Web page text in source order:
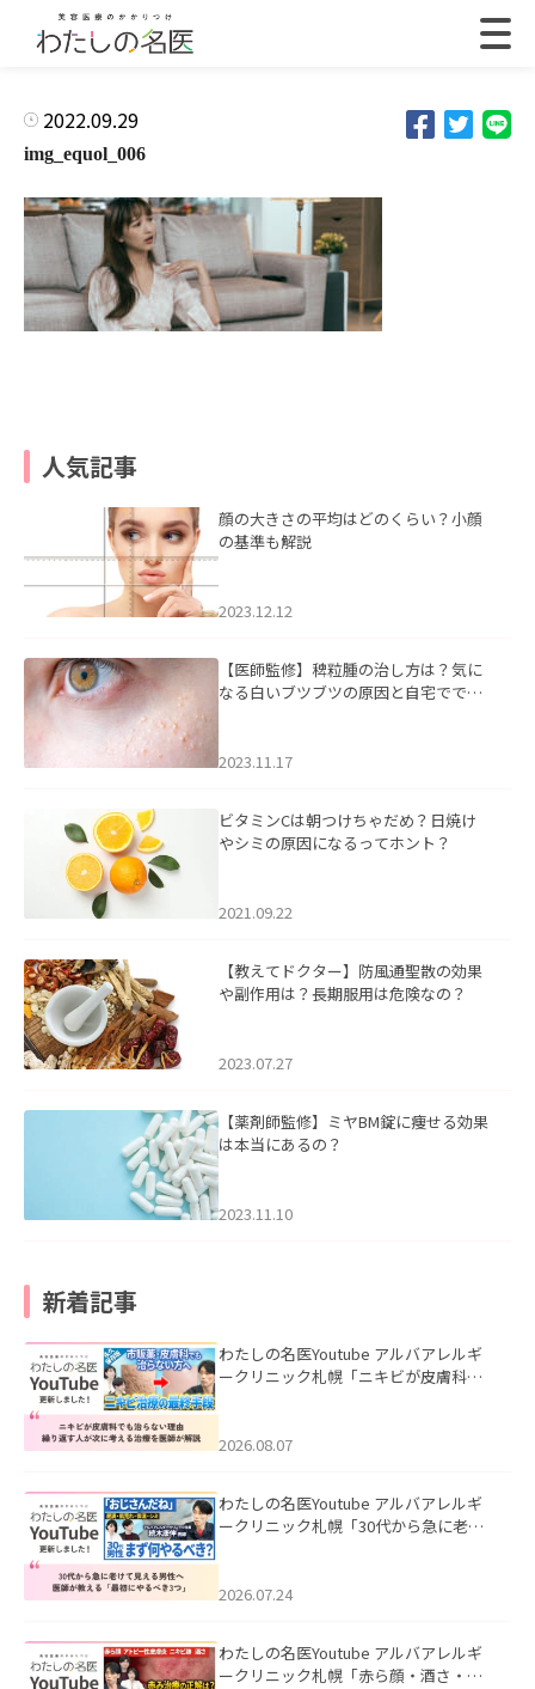
2022.09.29
img_equol_006
人気記事
顔の大きさの平均はどのくらい？小顔
の基準も解説
2023.12.12
【医師監修】稗粒腫の治し方は？気に
なる白いブツブツの原因と自宅ででき
2023.11.17
ビタミンCは朝つけちゃだめ？日焼け
やシミの原因になるってホント？
2021.09.22
【教えてドクター】防風通聖散の効果
や副作用は？長期服用は危険なの？
2023.07.27
【薬剤師監修】ミヤBM錠に痩せる効果
は本当にあるの？
2023.11.10
新着記事
わたしの名医Youtube アルバアレルギ
ークリニック札幌「ニキビが皮膚科で
ました。
2026.08.07
わたしの名医Youtube アルバアレルギ
ークリニック札幌「30代から急に老け
た。
2026.07.24
わたしの名医Youtube アルバアレルギ
ークリニック札幌「赤ら顔・酒さ・ニ